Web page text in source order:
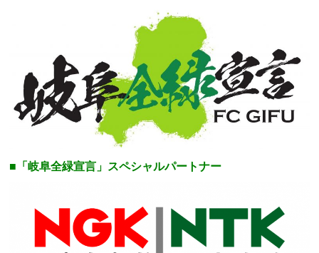
■「岐阜全緑宣言」スペシャルパートナー